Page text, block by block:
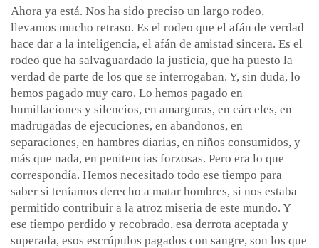
Ahora ya está. Nos ha sido preciso un largo rodeo,
llevamos mucho retraso. Es el rodeo que el afán de verdad
hace dar a la inteligencia, el afán de amistad sincera. Es el
rodeo que ha salvaguardado la justicia, que ha puesto la
verdad de parte de los que se interrogaban. Y, sin duda, lo
hemos pagado muy caro. Lo hemos pagado en
humillaciones y silencios, en amarguras, en cárceles, en
madrugadas de ejecuciones, en abandonos, en
separaciones, en hambres diarias, en niños consumidos, y
más que nada, en penitencias forzosas. Pero era lo que
correspondía. Hemos necesitado todo ese tiempo para
saber si teníamos derecho a matar hombres, si nos estaba
permitido contribuir a la atroz miseria de este mundo. Y
ese tiempo perdido y recobrado, esa derrota aceptada y
superada, esos escrúpulos pagados con sangre, son los que